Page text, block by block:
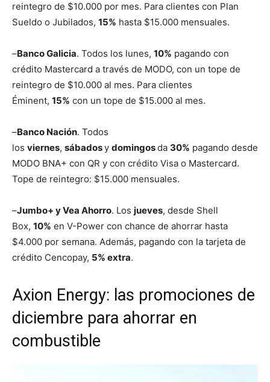
reintegro de $10.000 por mes. Para clientes con Plan
Sueldo o Jubilados, 15% hasta $15.000 mensuales.
–Banco Galicia. Todos los lunes, 10% pagando con
crédito Mastercard a través de MODO, con un tope de
reintegro de $10.000 al mes. Para clientes
Éminent, 15% con un tope de $15.000 al mes.
–Banco Nación. Todos
los viernes, sábadosy domingosda 30% pagando desde
MODO BNA+ con QR y con crédito Visa o Mastercard.
Tope de reintegro: $15.000 mensuales.
–Jumbo+ y Vea Ahorro. Los jueves, desde Shell
Box, 10% en V-Power con chance de ahorrar hasta
$4.000 por semana. Además, pagando con la tarjeta de
crédito Cencopay, 5% extra.
Axion Energy: las promociones de
diciembre para ahorrar en
combustible